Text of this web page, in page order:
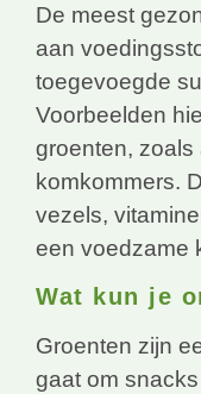
De meest
aan
toegevoegde
Voorbeelden
groenten, zoals
komkommers.
vezels,
een voedzame
Wat kun je
Groenten zijn
gaat om